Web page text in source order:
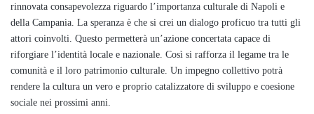
rinnovata consapevolezza riguardo l’importanza culturale di Napoli e
della Campania. La speranza è che si crei un dialogo proficuo tra tutti gli
attori coinvolti. Questo permetterà un’azione concertata capace di
riforgiare l’identità locale e nazionale. Così si rafforza il legame tra le
comunità e il loro patrimonio culturale. Un impegno collettivo potrà
rendere la cultura un vero e proprio catalizzatore di sviluppo e coesione
sociale nei prossimi anni.